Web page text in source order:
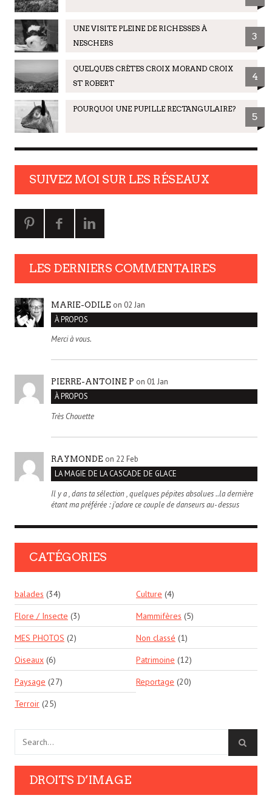
UNE VISITE PLEINE DE RICHESSES À
NESCHERS
3
QUELQUES CRÈTES CROIX MORAND CROIX
ST ROBERT
4
POURQUOI UNE PUPILLE RECTANGULAIRE?
5
SUIVEZ MOI SUR LES RÉSEAUX
LES DERNIERS COMMENTAIRES
MARIE-ODILE on 02 Jan
À PROPOS
Merci à vous.
PIERRE-ANTOINE P on 01 Jan
À PROPOS
Très Chouette
RAYMONDE on 22 Feb
LA MAGIE DE LA CASCADE DE GLACE
Il y a , dans ta sélection , quelques pépites absolues ..la dernière
étant ma préférée : j'adore ce couple de danseurs au- dessus
CATÉGORIES
balades (34) Culture (4)
Flore / Insecte (3) Mammifères (5)
MES PHOTOS (2) Non classé (1)
Oiseaux (6) Patrimoine (12)
Paysage (27) Reportage (20)
Terroir (25)
DROITS D’IMAGE